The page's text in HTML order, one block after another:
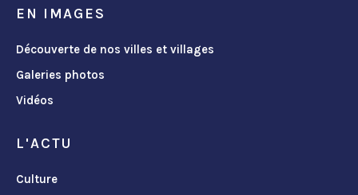
EN IMAGES
Découverte de nos villes et villages
Galeries photos
Vidéos
L'ACTU
Culture